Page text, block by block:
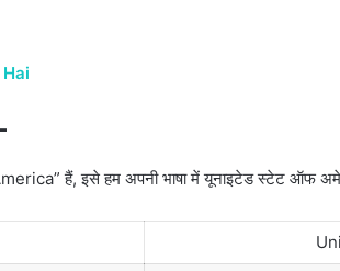
हैं, इसे हम अपनी भाषा में यूनाइटेड स्टेट ऑफ